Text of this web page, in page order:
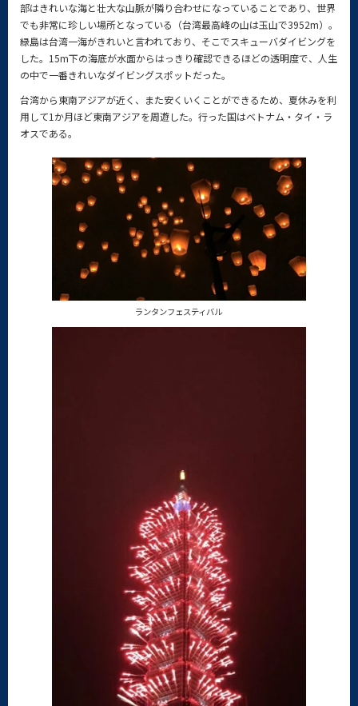
部はきれいな海と壮大な山脈が隣り合わせになっていることであり、世界
でも非常に珍しい場所となっている（台湾最高峰の山は玉山で3952m）。
緑島は台湾一海がきれいと言われており、そこでスキューバダイビングを
した。15m下の海底が水面からはっきり確認できるほどの透明度で、人生
の中で一番きれいなダイビングスポットだった。
台湾から東南アジアが近く、また安くいくことができるため、夏休みを利
用して1か月ほど東南アジアを周遊した。行った国はベトナム・タイ・ラ
オスである。
ランタンフェスティバル